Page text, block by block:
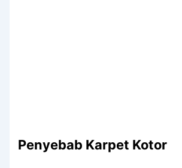
Penyebab Karpet Kotor